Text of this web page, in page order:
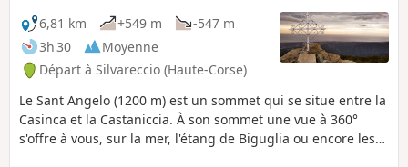
6,81 km
+549 m
-547 m
3h 30
Moyenne
Départ à Silvareccio (Haute-Corse)
Le Sant Angelo (1200 m) est un sommet qui se situe entre la
Casinca et la Castaniccia. À son sommet une vue à 360°
s'offre à vous, sur la mer, l'étang de Biguglia ou encore les